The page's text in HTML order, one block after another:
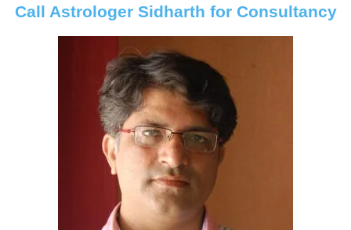
Call Astrologer Sidharth for Consultancy